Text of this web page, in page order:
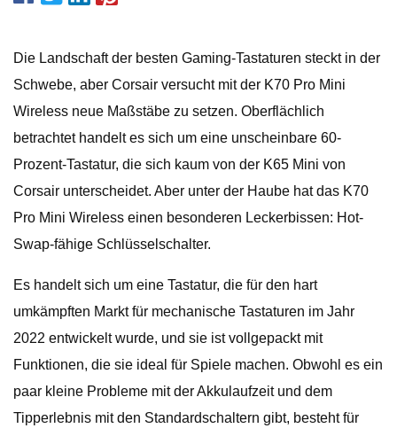
Die Landschaft der besten Gaming-Tastaturen steckt in der
Schwebe, aber Corsair versucht mit der K70 Pro Mini
Wireless neue Maßstäbe zu setzen. Oberflächlich
betrachtet handelt es sich um eine unscheinbare 60-
Prozent-Tastatur, die sich kaum von der K65 Mini von
Corsair unterscheidet. Aber unter der Haube hat das K70
Pro Mini Wireless einen besonderen Leckerbissen: Hot-
Swap-fähige Schlüsselschalter.
Es handelt sich um eine Tastatur, die für den hart
umkämpften Markt für mechanische Tastaturen im Jahr
2022 entwickelt wurde, und sie ist vollgepackt mit
Funktionen, die sie ideal für Spiele machen. Obwohl es ein
paar kleine Probleme mit der Akkulaufzeit und dem
Tipperlebnis mit den Standardschaltern gibt, besteht für